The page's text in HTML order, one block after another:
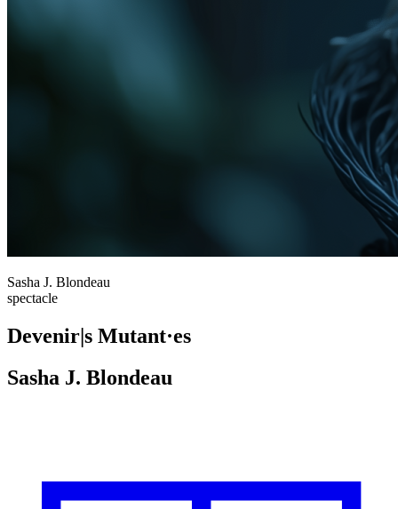
Sasha J. Blondeau
spectacle
Devenir|s Mutant·es
Sasha J. Blondeau